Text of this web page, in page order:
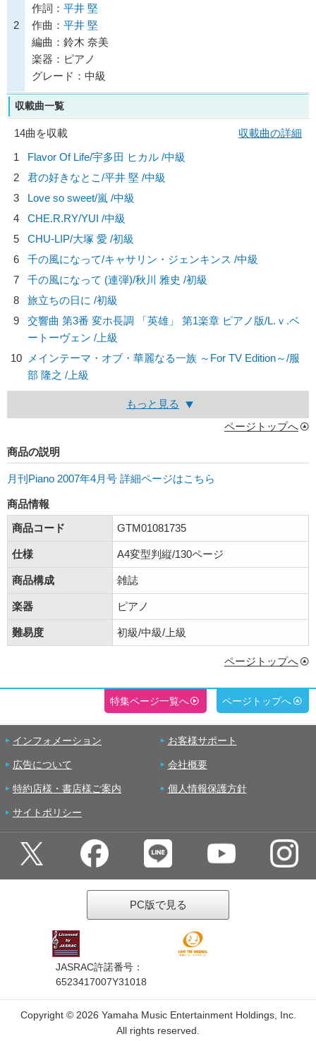
2
作詞： 平井 堅
作曲： 平井 堅
編曲：鈴木 奈美
楽器：ピアノ
グレード：中級
収載曲一覧
14曲を収載
収載曲の詳細
1
Flavor Of Life/宇多田 ヒカル /中級
2
君の好きなとこ/平井 堅 /中級
3
Love so sweet/嵐 /中級
4
CHE.R.RY/YUI /中級
5
CHU-LIP/大塚 愛 /初級
6
千の風になって/キャサリン・ジェンキンス /中級
7
千の風になって (連弾)/秋川 雅史 /初級
8
旅立ちの日に /初級
9
交響曲 第3番 変ホ長調 「英雄」 第1楽章 ピアノ版/L.ｖ.ベ
ートーヴェン /上級
10
メインテーマ・オブ・華麗なる一族 ～For TV Edition～/服
部 隆之 /上級
もっと見る
ページトップへ
商品の説明
月刊Piano 2007年4月号 詳細ページはこちら
商品情報
商品コード
GTM01081735
仕様 A4変型判縦/130ページ
商品構成 雑誌
楽器 ピアノ
難易度 初級/中級/上級
ページトップへ
特集ページ一覧へ ページトップへ
インフォメーション お客様サポート
広告について 会社概要
特約店様・書店様ご案内 個人情報保護方針
サイトポリシー
PC版で見る
JASRAC許諾番号：
6523417007Y31018
Copyright © 2026 Yamaha Music Entertainment Holdings, Inc.
All rights reserved.